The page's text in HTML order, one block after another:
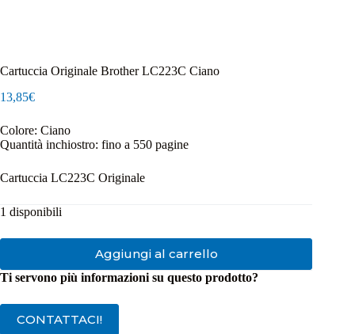
Cartuccia Originale Brother LC223C Ciano
13,85€
Colore: Ciano
Quantità inchiostro: fino a 550 pagine
Cartuccia LC223C Originale
1 disponibili
Aggiungi al carrello
Ti servono più informazioni su questo prodotto?
CONTATTACI!